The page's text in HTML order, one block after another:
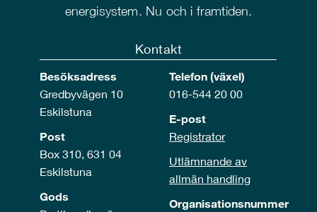
energisystem. Nu och i framtiden.
Kontakt
Besöksadress
Gredbyvägen 10
Eskilstuna
Post
Box 310, 631 04
Eskilstuna
Gods
Telefon (växel)
016-544 20 00
E-post
Registrator
Utlämnande av
allmän handling
Organisationsnummer